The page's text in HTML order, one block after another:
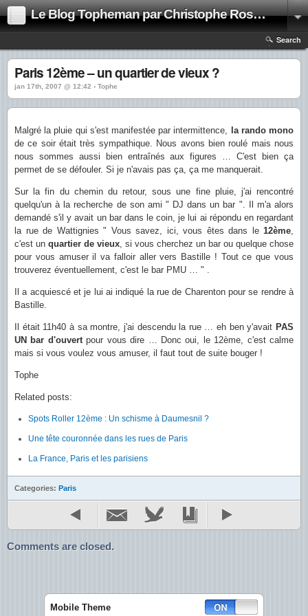
Le Blog Topheman par Christophe Rosset
Search
Paris 12ème – un quartier de vieux ?
jan 17th, 2007 @ 12:42 › Tophe
Malgré la pluie qui s'est manifestée par intermittence,
la rando mono
de ce soir était très sympathique. Nous avons bien roulé mais nous
nous sommes aussi bien entraînés aux figures … C'est bien ça
permet de se défouler. Si je n'avais pas ça, ça me manquerait.
Sur la fin du chemin du retour, sous une fine pluie, j'ai rencontré
quelqu'un à la recherche de son ami " DJ dans un bar ". Il m'a alors
demandé s'il y avait un bar dans le coin, je lui ai répondu en regardant
la rue de Wattignies " Vous savez, ici, vous êtes dans le 12ème,
c'est un quartier de vieux, si vous cherchez un bar ou quelque chose
pour vous amuser il va falloir aller vers Bastille ! Tout ce que vous
trouverez éventuellement, c'est le bar PMU … " .
Il a acquiescé et je lui ai indiqué la rue de Charenton pour se rendre à
Bastille.
Il était 11h40 à sa montre, j'ai descendu la rue … eh ben y'avait PAS
UN bar d'ouvertpour vous dire … Donc oui, le 12ème, c'est calme
mais si vous voulez vous amuser, il faut tout de suite bouger !
Tophe
Related posts:
Spots Roller 12ème : Un schisme à Daumesnil ?
Une tête couronnée dans les rues de Paris
La France, Paris et les parisiens
Categories: Paris
Comments are closed.
Mobile Theme